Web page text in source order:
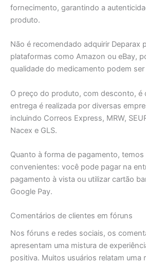
fornecimento, garantindo a
produto.
Não é recomendado adquirir Deparax
plataformas como Amazon ou eBay,
qualidade do medicamento podem
O preço do produto, com desconto, é
entrega é realizada por diversas
incluindo Correos Express, MRW,
Nacex e GLS.
Quanto à forma de pagamento,
convenientes: você pode pagar na
pagamento à vista ou utilizar cartão
Google Pay.
Comentários de clientes em fóruns
Nos fóruns e redes sociais, os
apresentam uma mistura de
positiva. Muitos usuários relatam uma